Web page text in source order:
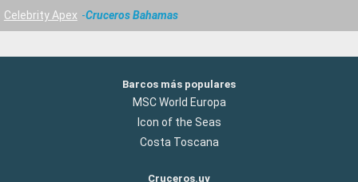
Celebrity Apex
Cruceros Bahamas
Barcos más populares
MSC World Europa
Icon of the Seas
Costa Toscana
Cruceros.uy